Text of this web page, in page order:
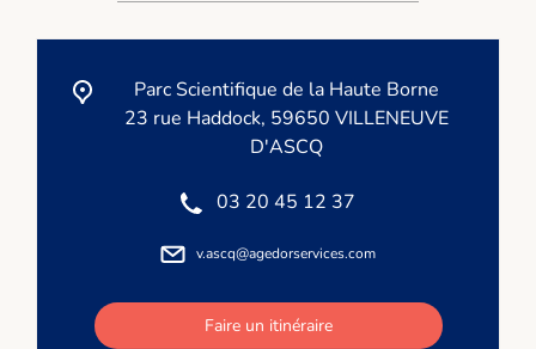
Parc Scientifique de la Haute Borne
23 rue Haddock, 59650 VILLENEUVE
D'ASCQ
03 20 45 12 37
v.ascq@agedorservices.com
Faire un itinéraire